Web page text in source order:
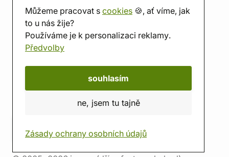
Můžeme pracovat s cookies 🍪, ať víme, jak
to u nás žije?
Používáme je k personalizaci reklamy.
Předvolby
souhlasím
ne, jsem tu tajně
Zásady ochrany osobních údajů
Prodejna
Herna
O nás
Hodnocení obchodu